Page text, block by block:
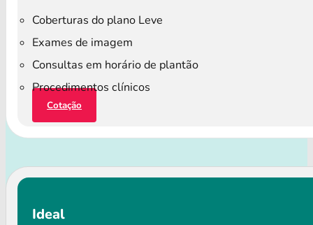
Coberturas do plano Leve
Exames de imagem
Consultas em horário de plantão
Procedimentos clínicos
Cotação
Ideal